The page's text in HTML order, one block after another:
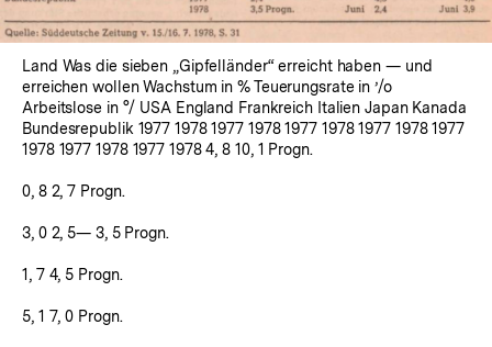
Land Was die sieben „Gipfelländer“ erreicht haben — und
erreichen wollen Wachstum in % Teuerungsrate in ’/o
Arbeitslose in °/ USA England Frankreich Italien Japan Kanada
Bundesrepublik 1977 1978 1977 1978 1977 1978 1977 1978 1977
1978 1977 1978 1977 1978 4, 8 10, 1 Progn.
0, 8 2, 7 Progn.
3, 0 2, 5— 3, 5 Progn.
1, 7 4, 5 Progn.
5, 1 7, 0 Progn.